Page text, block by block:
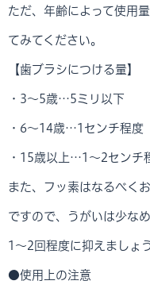
ただ、年齢によって使用
てみてください。
【歯ブラシにつける量】
・3～5歳…5ミリ以下
・6～14歳…1センチ程度
・15歳以上…1～2センチ
また、フッ素はなるべく
ですので、うがいは少な
1～2回程度に抑えましょう
●使用上の注意